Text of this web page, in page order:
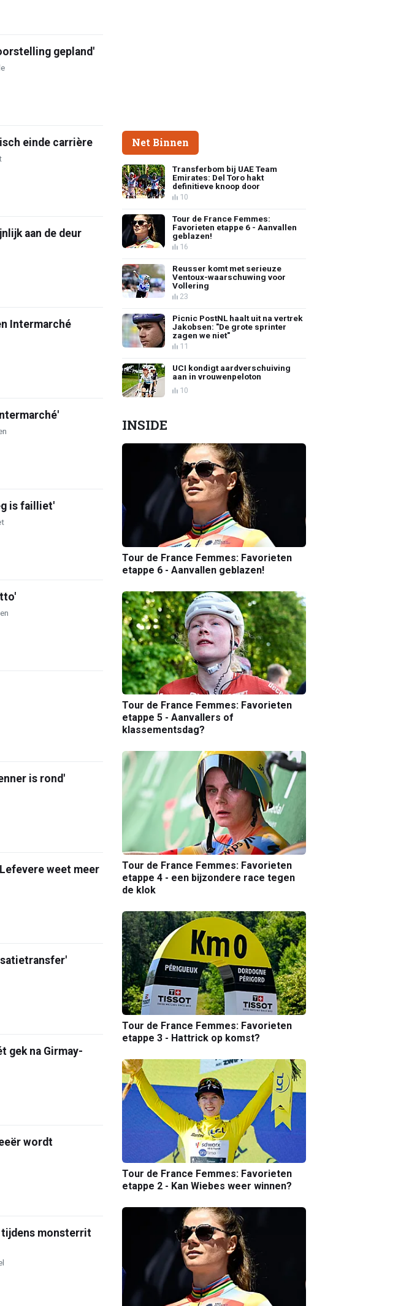
gepland'
einde carrière
aan de deur
Intermarché
is failliet'
is rond'
weet meer
gek na Girmay-
wordt
tijdens monsterrit
Net Binnen
Transferbom bij UAE Team
Emirates: Del Toro hakt
definitieve knoop door
10
Tour de France Femmes:
Favorieten etappe 6 - Aanvallen
geblazen!
16
Reusser komt met serieuze
Ventoux-waarschuwing voor
Vollering
23
Picnic PostNL haalt uit na vertrek
Jakobsen: "De grote sprinter
zagen we niet"
11
UCI kondigt aardverschuiving
aan in vrouwenpeloton
10
INSIDE
Tour de France Femmes: Favorieten
etappe 6 - Aanvallen geblazen!
Tour de France Femmes: Favorieten
etappe 5 - Aanvallers of
klassementsdag?
Tour de France Femmes: Favorieten
etappe 4 - een bijzondere race tegen
de klok
Tour de France Femmes: Favorieten
etappe 3 - Hattrick op komst?
Tour de France Femmes: Favorieten
etappe 2 - Kan Wiebes weer winnen?